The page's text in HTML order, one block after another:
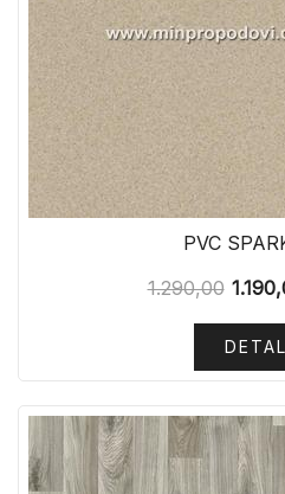
PVC
1.290,00